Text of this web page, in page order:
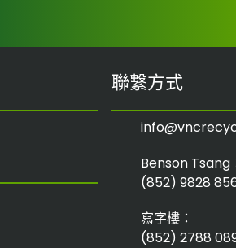
聯繫方式
Benson Tsang
(852) 9828
寫字樓：
(852) 2788